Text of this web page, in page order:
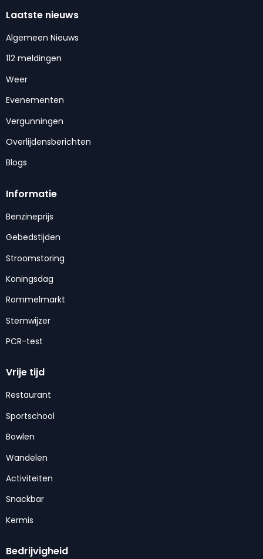
Laatste nieuws
Algemeen Nieuws
112 meldingen
Weer
Evenementen
Vergunningen
Overlijdensberichten
Blogs
Informatie
Benzineprijs
Gebedstijden
Stroomstoring
Koningsdag
Rommelmarkt
Stemwijzer
PCR-test
Vrije tijd
Restaurant
Sportschool
Bowlen
Wandelen
Activiteiten
Snackbar
Kermis
Bedrijvigheid